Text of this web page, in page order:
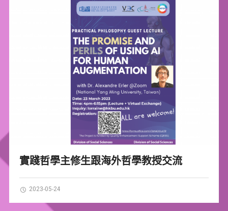
實踐哲學主修生跟海外哲學教授交流
2023-05-24